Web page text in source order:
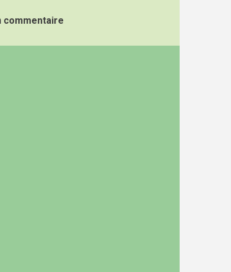
commentaire